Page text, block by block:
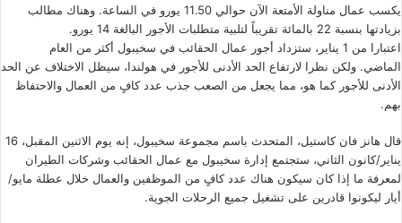
يكسب عمال مناولة الأمتعة الآن حوالي 11.50 يورو في الساعة. وهناك مطالب
بزيادتها بنسبة 22 بالمائة تقريباً لتلبية متطلبات الأجور البالغة 14 يورو.
اعتبارا من 1 يناير، ستزداد أجور عمال الحقائب في سخيبول أكثر من العام
الماضي. ولكن نظرا لارتفاع الحد الأدنى للأجور في هولندا، سيظل الاختلاف عن الحد
الأدنى للأجور كما هو، مما يجعل من الصعب جذب عدد كافٍ من العمال والاحتفاظ
بهم.
قال هانز فان كاستيل، المتحدث باسم مجموعة سخيبول، إنه يوم الاثنين المقبل، 16
يناير/كانون الثاني، ستجتمع إدارة سخيبول مع عمال الحقائب وشركات الطيران
لمعرفة ما إذا كان سيكون هناك عدد كافٍ من الموظفين والعمال خلال عطلة مايو/
أيار ليكونوا قادرين على تشغيل جميع الرحلات الجوية.